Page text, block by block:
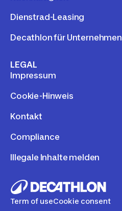
Dienstrad-Leasing
Decathlon für Unternehmen
LEGAL
Impressum
Cookie-Hinweis
Kontakt
Compliance
Illegale Inhalte melden
Term of useCookie consent